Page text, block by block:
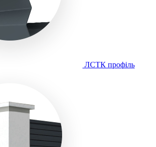
ЛСТК профіль